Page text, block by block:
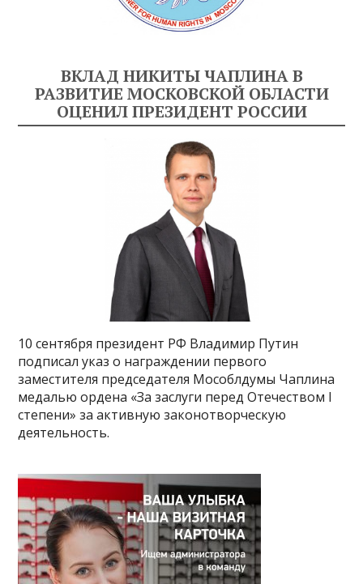
ВКЛАД НИКИТЫ ЧАПЛИНА В
РАЗВИТИЕ МОСКОВСКОЙ ОБЛАСТИ
ОЦЕНИЛ ПРЕЗИДЕНТ РОССИИ
10 сентября президент РФ Владимир Путин
подписал указ о награждении первого
заместителя председателя Мособлдумы Чаплина
медалью ордена «За заслуги перед Отечеством I
степени» за активную законотворческую
деятельность.